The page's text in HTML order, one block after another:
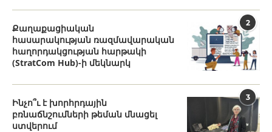
2
Քաղաքացիական
հասարակության ռազմավարական
հաղորդակցության հարթակի
(StratCom Hub)-ի մեկնարկ
3
Ինչո՞ւ է խորհրդային
բռնաճնշումների թեման մնացել
ստվերում